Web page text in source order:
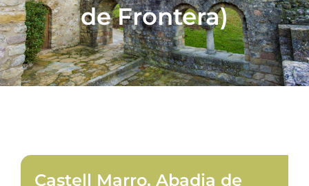
Planifica
de Frontera)
Castell Marro, Abadia de